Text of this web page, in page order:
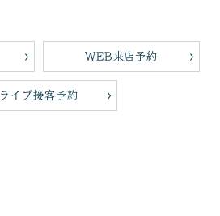
WEB来店予約
ライブ接客予約